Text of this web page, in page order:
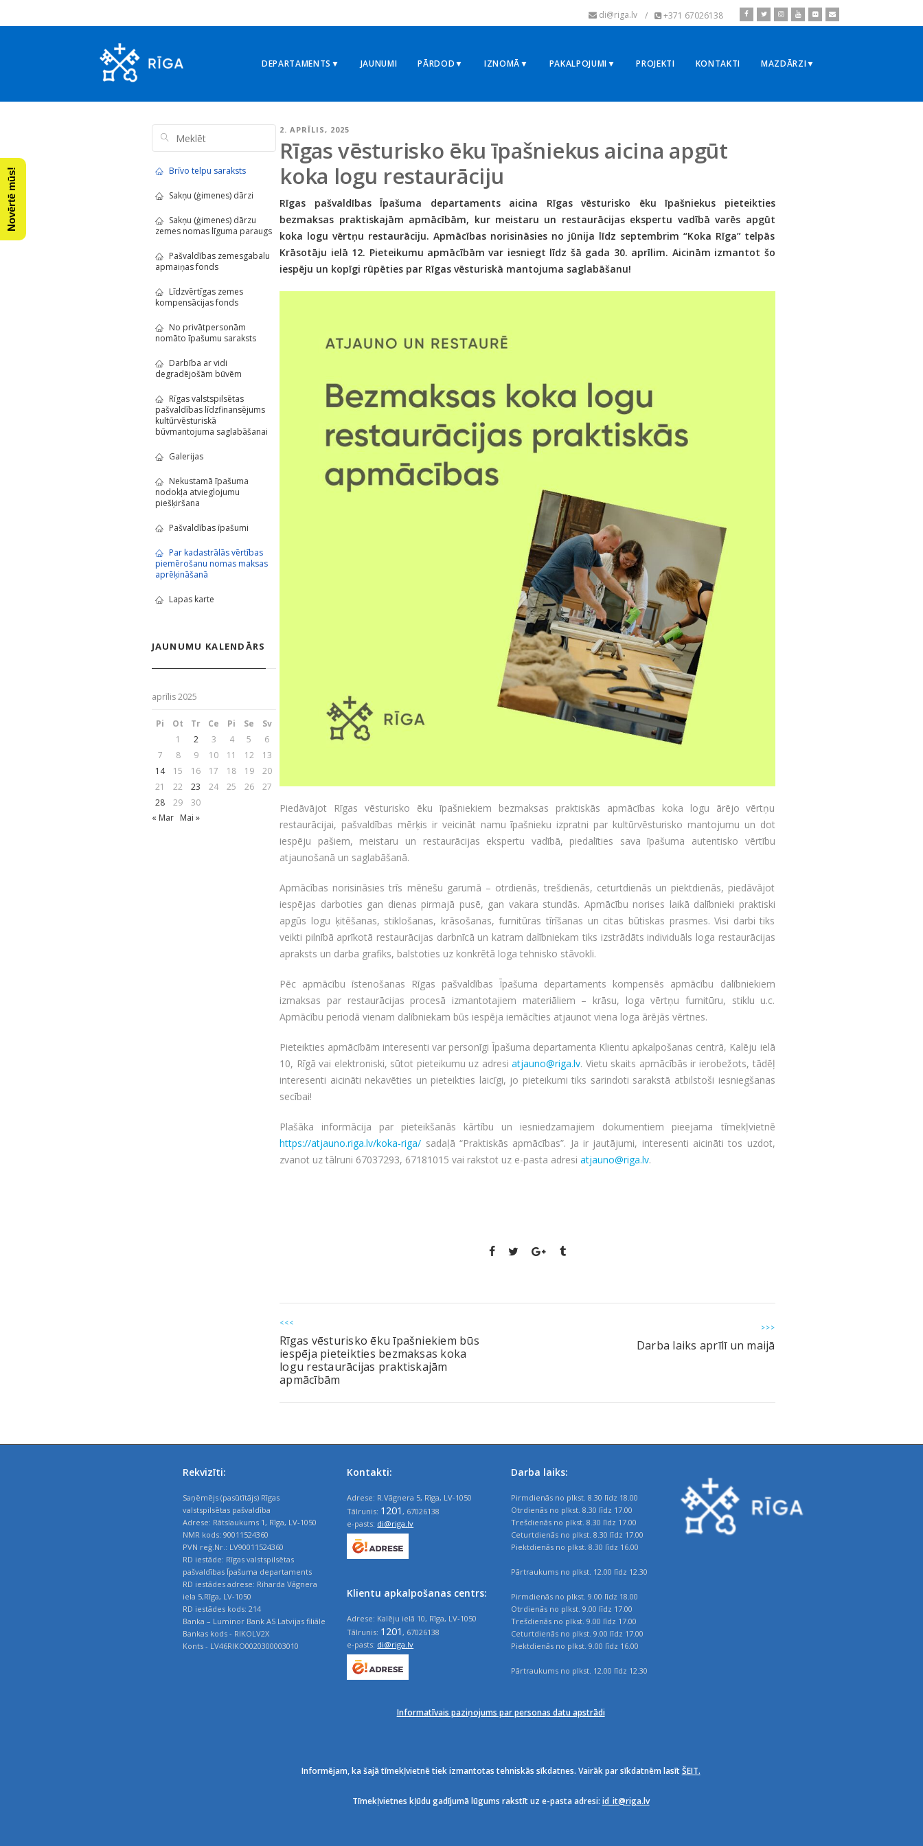
di@riga.lv / +371 67026138
DEPARTAMENTS▼ JAUNUMI PĀRDOD▼ IZNOMĀ▼ PAKALPOJUMI▼ PROJEKTI KONTAKTI MAZDĀRZI▼
2. APRĪLIS, 2025
Rīgas vēsturisko ēku īpašniekus aicina apgūt
koka logu restaurāciju
Rīgas pašvaldības Īpašuma departaments aicina Rīgas vēsturisko ēku īpašniekus pieteikties
bezmaksas praktiskajām apmācībām, kur meistaru un restaurācijas ekspertu vadībā varēs apgūt
koka logu vērtņu restaurāciju. Apmācības norisināsies no jūnija līdz septembrim “Koka Rīga” telpās
Krāsotāju ielā 12. Pieteikumu apmācībām var iesniegt līdz šā gada 30. aprīlim. Aicinām izmantot šo
iespēju un kopīgi rūpēties par Rīgas vēsturiskā mantojuma saglabāšanu!
Piedāvājot Rīgas vēsturisko ēku īpašniekiem bezmaksas praktiskās apmācības koka logu ārējo vērtņu
restaurācijai, pašvaldības mērķis ir veicināt namu īpašnieku izpratni par kultūrvēsturisko mantojumu un dot
iespēju pašiem, meistaru un restaurācijas ekspertu vadībā, piedalīties sava īpašuma autentisko vērtību
atjaunošanā un saglabāšanā.
Apmācības norisināsies trīs mēnešu garumā – otrdienās, trešdienās, ceturtdienās un piektdienās, piedāvājot
iespējas darboties gan dienas pirmajā pusē, gan vakara stundās. Apmācību norises laikā dalībnieki praktiski
apgūs logu ķitēšanas, stiklošanas, krāsošanas, furnitūras tīrīšanas un citas būtiskas prasmes. Visi darbi tiks
veikti pilnībā aprīkotā restaurācijas darbnīcā un katram dalībniekam tiks izstrādāts individuāls loga restaurācijas
apraksts un darba grafiks, balstoties uz konkrētā loga tehnisko stāvokli.
Pēc apmācību īstenošanas Rīgas pašvaldības Īpašuma departaments kompensēs apmācību dalībniekiem
izmaksas par restaurācijas procesā izmantotajiem materiāliem – krāsu, loga vērtņu furnitūru, stiklu u.c.
Apmācību periodā vienam dalībniekam būs iespēja iemācīties atjaunot viena loga ārējās vērtnes.
Pieteikties apmācībām interesenti var personīgi Īpašuma departamenta Klientu apkalpošanas centrā, Kalēju ielā
10, Rīgā vai elektroniski, sūtot pieteikumu uz adresiatjauno@riga.lv. Vietu skaits apmācībās ir ierobežots, tādēļ
interesenti aicināti nekavēties un pieteikties laicīgi, jo pieteikumi tiks sarindoti sarakstā atbilstoši iesniegšanas
secībai!
Plašāka informācija par pieteikšanās kārtību un iesniedzamajiem dokumentiem pieejama tīmekļvietnē
https://atjauno.riga.lv/koka-riga/ sadaļā “Praktiskās apmācības”. Ja ir jautājumi, interesenti aicināti tos uzdot,
zvanot uz tālruni 67037293, 67181015 vai rakstot uz e-pasta adresiatjauno@riga.lv.
<<<
Rīgas vēsturisko ēku īpašniekiem būs
iespēja pieteikties bezmaksas koka
logu restaurācijas praktiskajām
apmācībām
>>>
Darba laiks aprīlī un maijā
Brīvo telpu saraksts
Sakņu (ģimenes) dārzi
Sakņu (ģimenes) dārzu
zemes nomas līguma paraugs
Pašvaldības zemesgabalu
apmaiņas fonds
Līdzvērtīgas zemes
kompensācijas fonds
No privātpersonām
nomāto īpašumu saraksts
Darbība ar vidi
degradējošām būvēm
Rīgas valstspilsētas
pašvaldības līdzfinansējums
kultūrvēsturiskā
būvmantojuma saglabāšanai
Galerijas
Nekustamā īpašuma
nodokļa atvieglojumu
piešķiršana
Pašvaldības īpašumi
Par kadastrālās vērtības
piemērošanu nomas maksas
aprēķināšanā
Lapas karte
JAUNUMU KALENDĀRS
aprīlis 2025
Pi Ot Tr Ce Pi Se
Sv
1
2 3 4 5
6
7
8 9 10 11 12
13
14
15 16 17 18 19
20
21
22 23 24 25 26
27
28
29
30
« Mar
Mai »
Rekvizīti:
Saņēmējs (pasūtītājs) Rīgas
valstspilsētas pašvaldība
Adrese: Rātslaukums 1, Rīga, LV-1050
NMR kods: 90011524360
PVN reģ.Nr.: LV90011524360
RD iestāde: Rīgas valstspilsētas
pašvaldības Īpašuma departaments
RD iestādes adrese: Riharda Vāgnera
iela 5,Rīga, LV-1050
RD iestādes kods: 214
Banka – Luminor Bank AS Latvijas filiāle
Bankas kods - RIKOLV2X
Konts - LV46RIKO0020300003010
Kontakti:
Adrese: R.Vāgnera 5, Rīga, LV-1050
Tālrunis: 1201, 67026138
e-pasts: di@riga.lv
Klientu apkalpošanas centrs:
Adrese: Kalēju ielā 10, Rīga, LV-1050
Tālrunis: 1201, 67026138
e-pasts: di@riga.lv
Darba laiks:
Pirmdienās no plkst. 8.30 līdz 18.00
Otrdienās no plkst. 8.30 līdz 17.00
Trešdienās no plkst. 8.30 līdz 17.00
Ceturtdienās no plkst. 8.30 līdz 17.00
Piektdienās no plkst. 8.30 līdz 16.00
Pārtraukums no plkst. 12.00 līdz 12.30
Pirmdienās no plkst. 9.00 līdz 18.00
Otrdienās no plkst. 9.00 līdz 17.00
Trešdienās no plkst. 9.00 līdz 17.00
Ceturtdienās no plkst. 9.00 līdz 17.00
Piektdienās no plkst. 9.00 līdz 16.00
Pārtraukums no plkst. 12.00 līdz 12.30
Informatīvais paziņojums par personas datu apstrādi
Informējam, ka šajā tīmekļvietnē tiek izmantotas tehniskās sīkdatnes. Vairāk par sīkdatnēm lasītŠEIT.
Tīmekļvietnes kļūdu gadījumā lūgums rakstīt uz e-pasta adresi: id_it@riga.lv
Novērtē mūs!